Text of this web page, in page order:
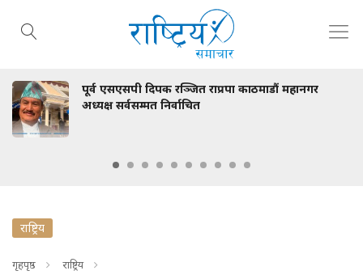
दिपक रञ्जित राप्रपा काठमाडौं महानगर
निर्वाचित
स्वास्थ्य
राष्ट्रिय
गृहपृष्ठ
राष्ट्रिय